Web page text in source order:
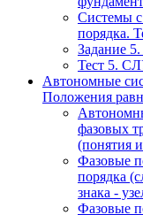
Системы
порядка.
Задание
Тест 5.
Автономные
Положения
фазовых
(понятия
Фазовые
порядка
знака -
Фазовые